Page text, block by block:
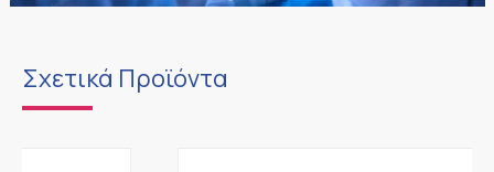
Σχετικά Προϊόντα